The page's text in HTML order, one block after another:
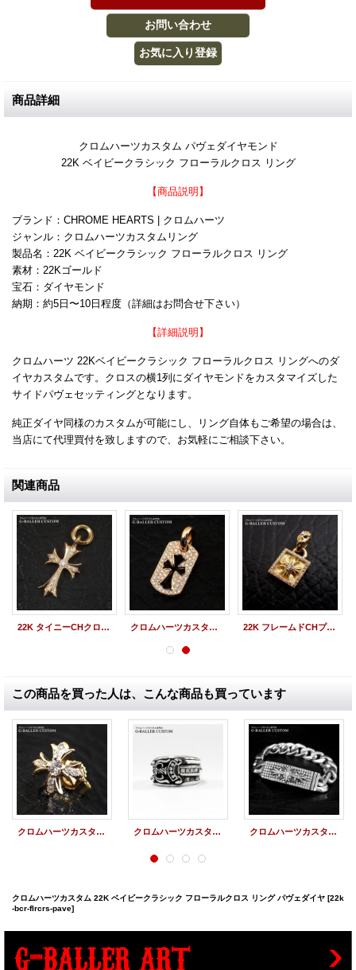
商品詳細
クロムハーツカスタム パヴェダイヤモンド
22K ベイビークラシック フローラルクロス リング
【商品説明】
ブランド：CHROME HEARTS | クロムハーツ
ジャンル：クロムハーツカスタムリング
製品名：22K ベイビークラシック フローラルクロス リング
素材：22Kゴールド
宝石：ダイヤモンド
納期：約5日〜10日程度（詳細はお問合せ下さい）
【詳細説明】
クロムハーツ 22Kベイビークラシック フローラルクロス リングへのダ
イヤカスタムです。クロスの横1列にダイヤモンドをカスタマイズした
サイドパヴェセッティングとなります。
純正ダイヤ同様のカスタムが可能にし、リング自体もご希望の場合は、
当店にて代理買付を致しますので、お気軽にご相談下さい。
関連商品
22K タイニーCHクロス パヴェダイヤ クロムハーツカスタム カットアウトクロスドッグタグ タイニー パヴェダイヤ 22K フレームドCHプラス パヴェダイヤ
この商品を買った人は、こんな商品も買っています
クロムハーツカスタム 22K CHプラス ピアス パヴェダイヤ クロムハーツカスタム ダガーリング パヴェダイヤ クロムハーツカスタム IDブレスレット フローラルクロス パヴェダイヤ
クロムハーツカスタム 22K ベイビークラシック フローラルクロス リング パヴェダイヤ [22k
-bcr-flrcrs-pave]